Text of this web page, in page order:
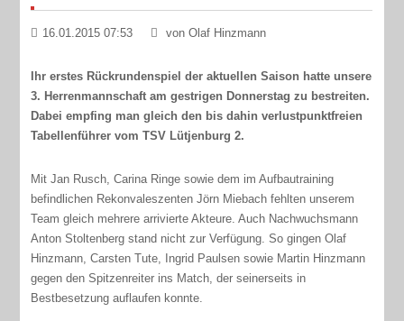
16.01.2015 07:53 von Olaf Hinzmann
Ihr erstes Rückrundenspiel der aktuellen Saison hatte unsere
3. Herrenmannschaft am gestrigen Donnerstag zu bestreiten.
Dabei empfing man gleich den bis dahin verlustpunktfreien
Tabellenführer vom TSV Lütjenburg 2.
Mit Jan Rusch, Carina Ringe sowie dem im Aufbautraining
befindlichen Rekonvaleszenten Jörn Miebach fehlten unserem
Team gleich mehrere arrivierte Akteure. Auch Nachwuchsmann
Anton Stoltenberg stand nicht zur Verfügung. So gingen Olaf
Hinzmann, Carsten Tute, Ingrid Paulsen sowie Martin Hinzmann
gegen den Spitzenreiter ins Match, der seinerseits in
Bestbesetzung auflaufen konnte.